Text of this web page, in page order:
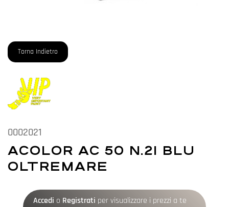
Torna Indietro
0002021
ACOLOR AC 50 N.21 BLU
OLTREMARE
Accedi o Registrati per visualizzare i prezzi a te